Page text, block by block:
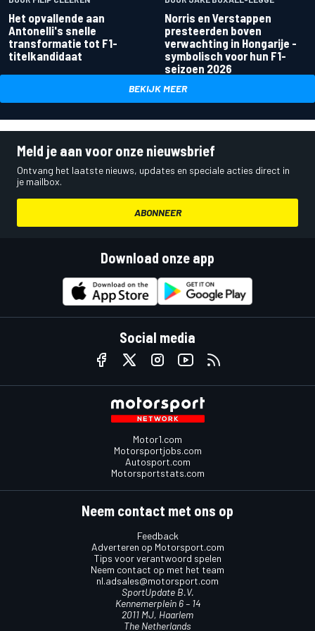
Het opvallende aan
Antonelli's snelle
transformatie tot F1-
titelkandidaat
Norris en Verstappen
presteerden boven
verwachting in Hongarije -
symbolisch voor hun F1-
seizoen 2026
BEKIJK MEER
Meld je aan voor onze nieuwsbrief
Ontvang het laatste nieuws, updates en speciale acties direct in
je mailbox.
ABONNEER
Download onze app
Social media
Motor1.com
Motorsportjobs.com
Autosport.com
Motorsportstats.com
Neem contact met ons op
Feedback
Adverteren op Motorsport.com
Tips voor verantwoord spelen
Neem contact op met het team
nl.adsales@motorsport.com
SportUpdate B.V.
Kennemerplein 6 – 14
2011 MJ, Haarlem
The Netherlands